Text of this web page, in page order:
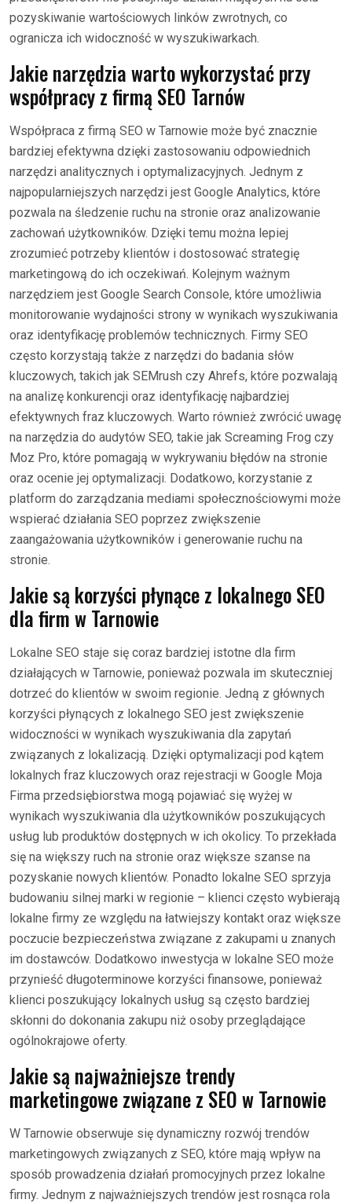
pozyskiwanie wartościowych linków zwrotnych, co
ogranicza ich widoczność w wyszukiwarkach.
Jakie narzędzia warto wykorzystać przy
współpracy z firmą SEO Tarnów
Współpraca z firmą SEO w Tarnowie może być znacznie
bardziej efektywna dzięki zastosowaniu odpowiednich
narzędzi analitycznych i optymalizacyjnych. Jednym z
najpopularniejszych narzędzi jest Google Analytics, które
pozwala na śledzenie ruchu na stronie oraz analizowanie
zachowań użytkowników. Dzięki temu można lepiej
zrozumieć potrzeby klientów i dostosować strategię
marketingową do ich oczekiwań. Kolejnym ważnym
narzędziem jest Google Search Console, które umożliwia
monitorowanie wydajności strony w wynikach wyszukiwania
oraz identyfikację problemów technicznych. Firmy SEO
często korzystają także z narzędzi do badania słów
kluczowych, takich jak SEMrush czy Ahrefs, które pozwalają
na analizę konkurencji oraz identyfikację najbardziej
efektywnych fraz kluczowych. Warto również zwrócić uwagę
na narzędzia do audytów SEO, takie jak Screaming Frog czy
Moz Pro, które pomagają w wykrywaniu błędów na stronie
oraz ocenie jej optymalizacji. Dodatkowo, korzystanie z
platform do zarządzania mediami społecznościowymi może
wspierać działania SEO poprzez zwiększenie
zaangażowania użytkowników i generowanie ruchu na
stronie.
Jakie są korzyści płynące z lokalnego SEO
dla firm w Tarnowie
Lokalne SEO staje się coraz bardziej istotne dla firm
działających w Tarnowie, ponieważ pozwala im skuteczniej
dotrzeć do klientów w swoim regionie. Jedną z głównych
korzyści płynących z lokalnego SEO jest zwiększenie
widoczności w wynikach wyszukiwania dla zapytań
związanych z lokalizacją. Dzięki optymalizacji pod kątem
lokalnych fraz kluczowych oraz rejestracji w Google Moja
Firma przedsiębiorstwa mogą pojawiać się wyżej w
wynikach wyszukiwania dla użytkowników poszukujących
usług lub produktów dostępnych w ich okolicy. To przekłada
się na większy ruch na stronie oraz większe szanse na
pozyskanie nowych klientów. Ponadto lokalne SEO sprzyja
budowaniu silnej marki w regionie – klienci często wybierają
lokalne firmy ze względu na łatwiejszy kontakt oraz większe
poczucie bezpieczeństwa związane z zakupami u znanych
im dostawców. Dodatkowo inwestycja w lokalne SEO może
przynieść długoterminowe korzyści finansowe, ponieważ
klienci poszukujący lokalnych usług są często bardziej
skłonni do dokonania zakupu niż osoby przeglądające
ogólnokrajowe oferty.
Jakie są najważniejsze trendy
marketingowe związane z SEO w Tarnowie
W Tarnowie obserwuje się dynamiczny rozwój trendów
marketingowych związanych z SEO, które mają wpływ na
sposób prowadzenia działań promocyjnych przez lokalne
firmy. Jednym z najważniejszych trendów jest rosnąca rola